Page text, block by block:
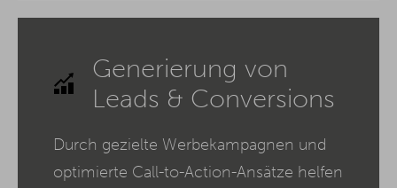
Generierung von
Leads & Conversions
Durch gezielte Werbekampagnen und
optimierte Call-to-Action-Ansätze helfen